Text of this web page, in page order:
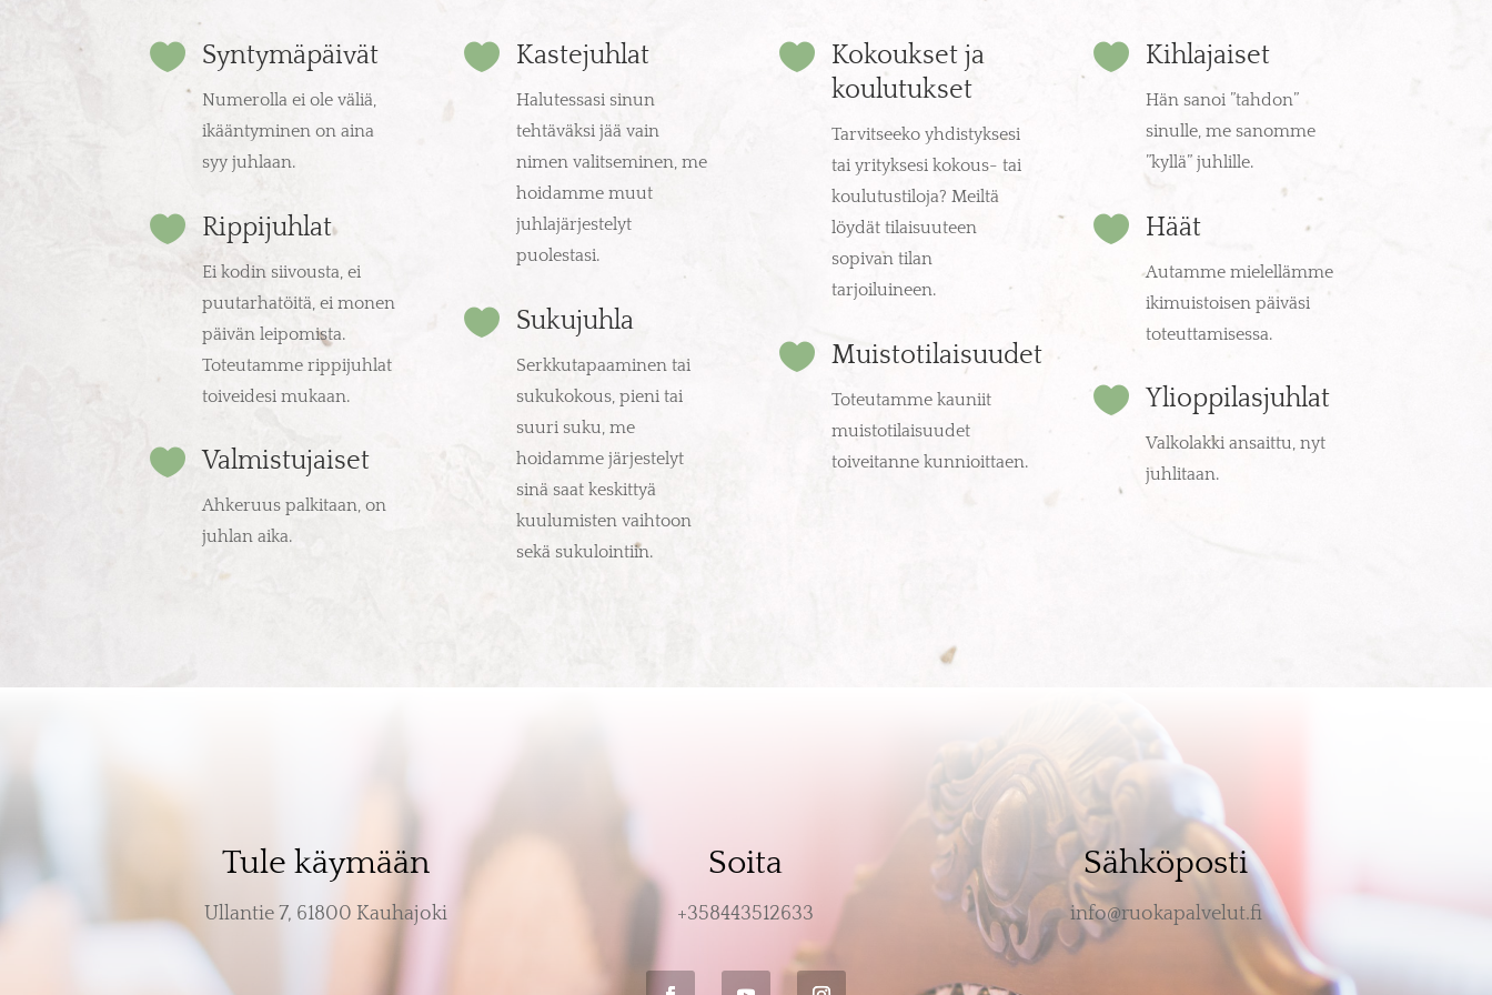
 Syntymäpäivät
Numerolla ei ole väliä,
ikääntyminen on aina
syy juhlaan.
 Rippijuhlat
Ei kodin siivousta, ei
puutarhatöitä, ei monen
päivän leipomista.
Toteutamme rippijuhlat
toiveidesi mukaan.
 Valmistujaiset
Ahkeruus palkitaan, on
juhlan aika.
 Kastejuhlat
Halutessasi sinun
tehtäväksi jää vain
nimen valitseminen, me
hoidamme muut
juhlajärjestelyt
puolestasi.
 Sukujuhla
Serkkutapaaminen tai
sukukokous, pieni tai
suuri suku, me
hoidamme järjestelyt
sinä saat keskittyä
kuulumisten vaihtoon
sekä sukulointiin.

Kokoukset ja
koulutukset
Tarvitseeko yhdistyksesi
tai yrityksesi kokous- tai
koulutustiloja? Meiltä
löydät tilaisuuteen
sopivan tilan
tarjoiluineen.
 Muistotilaisuudet
Toteutamme kauniit
muistotilaisuudet
toiveitanne kunnioittaen.
 Kihlajaiset
Hän sanoi ”tahdon”
sinulle, me sanomme
”kyllä” juhlille.
 Häät
Autamme mielellämme
ikimuistoisen päiväsi
toteuttamisessa.
 Ylioppilasjuhlat
Valkolakki ansaittu, nyt
juhlitaan.
Tule käymään
Ullantie 7, 61800 Kauhajoki
Soita
+358443512633
Sähköposti
info@ruokapalvelut.fi